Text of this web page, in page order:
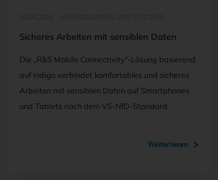
Sicheres Arbeiten mit sensiblen Daten
Die „R&S Mobile Connectivity“-Lösung basierend
auf Indigo verbindet komfortables und sicheres
Arbeiten mit sensiblen Daten auf Smartphones
und Tablets nach dem VS-NfD-Standard.
Weiterlesen